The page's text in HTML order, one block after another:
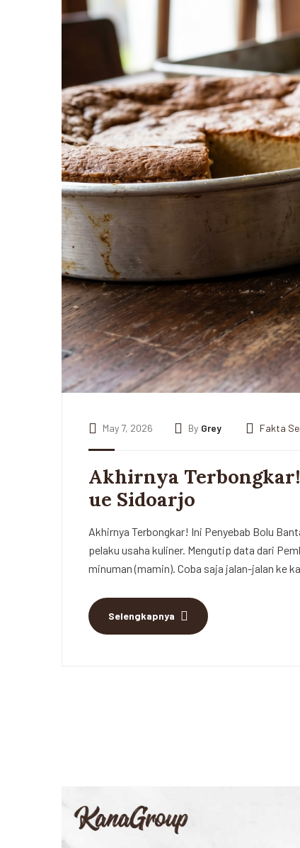
May 7, 2026 By Grey Fakta
Akhirnya
ue Sidoarjo
Akhirnya Terbongkar! Ini Penyebab Bolu
pelaku usaha kuliner. Mengutip data dari
minuman (mamin). Coba saja jalan-jalan ke
Selengkapnya